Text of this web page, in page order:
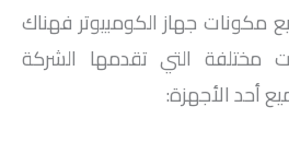
مكونات جهاز الكومبيوتر فهناك
مختلفة التي تقدمها الشركة
أحد الأجهزة: